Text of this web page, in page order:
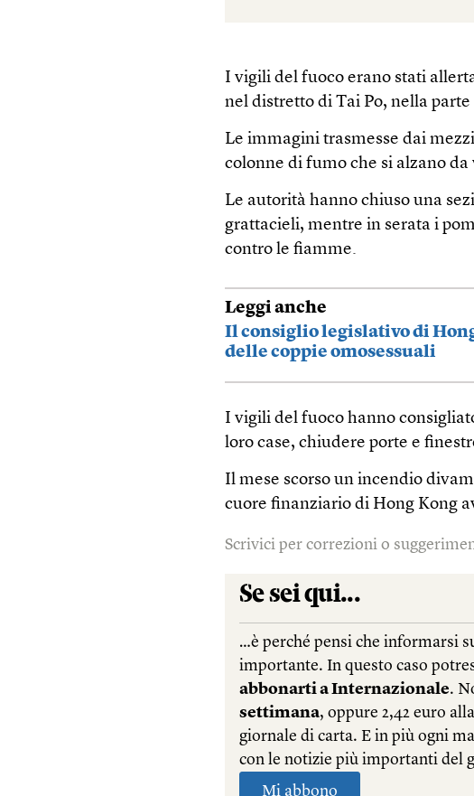
I vigili del fuoco erano stati
nel distretto di Tai Po, nella
Le immagini trasmesse dai
colonne di fumo che si alzano
Le autorità hanno chiuso una
grattacieli, mentre in serata i
contro le fiamme.
Leggi anche
Il consiglio legislativo di
delle coppie omosessuali
I vigili del fuoco hanno
loro case, chiudere porte e
Il mese scorso un incendio
cuore finanziario di Hong Kong
Scrivici per correzioni o